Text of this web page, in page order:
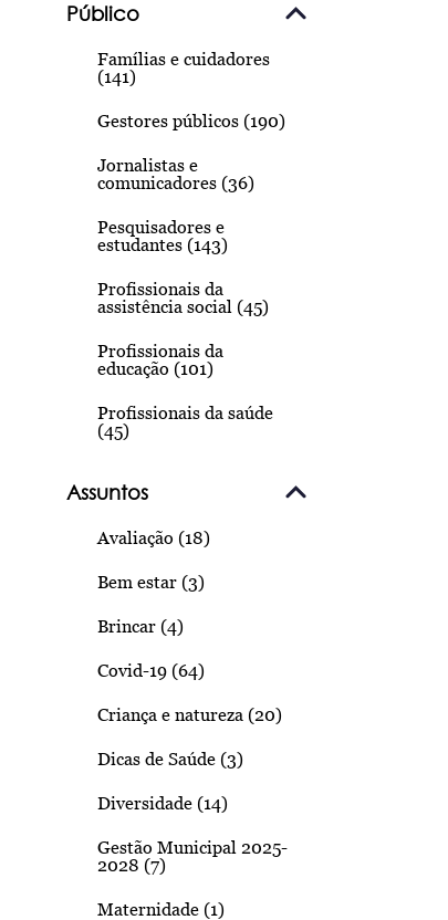
Público
Famílias e cuidadores
(141)
Gestores públicos (190)
Jornalistas e
comunicadores (36)
Pesquisadores e
estudantes (143)
Profissionais da
assistência social (45)
Profissionais da
educação (101)
Profissionais da saúde
(45)
Assuntos
Avaliação (18)
Bem estar (3)
Brincar (4)
Covid-19 (64)
Criança e natureza (20)
Dicas de Saúde (3)
Diversidade (14)
Gestão Municipal 2025-
2028 (7)
Maternidade (1)